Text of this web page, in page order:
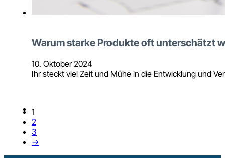
Warum starke Produkte oft unterschätzt
10. Oktober 2024
Ihr steckt viel Zeit und Mühe in die Entwicklung und
1
2
3
→